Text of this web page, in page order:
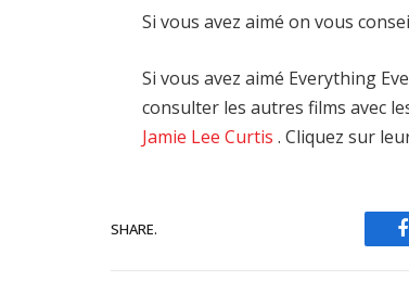
Si vous avez aimé on vous
Si vous avez aimé Everything
consulter les autres films avec
Jamie Lee Curtis . Cliquez sur
SHARE.